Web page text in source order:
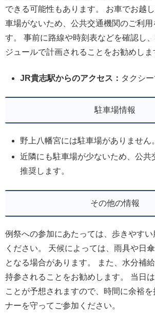
できる可能性もあります。 お車でお越
車場がないため、公共交通機関のご利用
す。 事前に路線や時刻表などを確認し
ジュールで計画されることをお勧めしま
JR貴志駅からのアクセス： タクシ
駐車場情報
野上八幡宮には駐車場がありません。
近隣にも駐車場が少ないため、公共
推奨します。
その他の情報
例祭への参加にあたっては、歩きやす
ください。 天候によっては、雨具や日
となる場合があります。 また、水分補
持参されることをお勧めします。 当日
ことが予想されますので、時間に余裕
ナーを守ってご参加ください。